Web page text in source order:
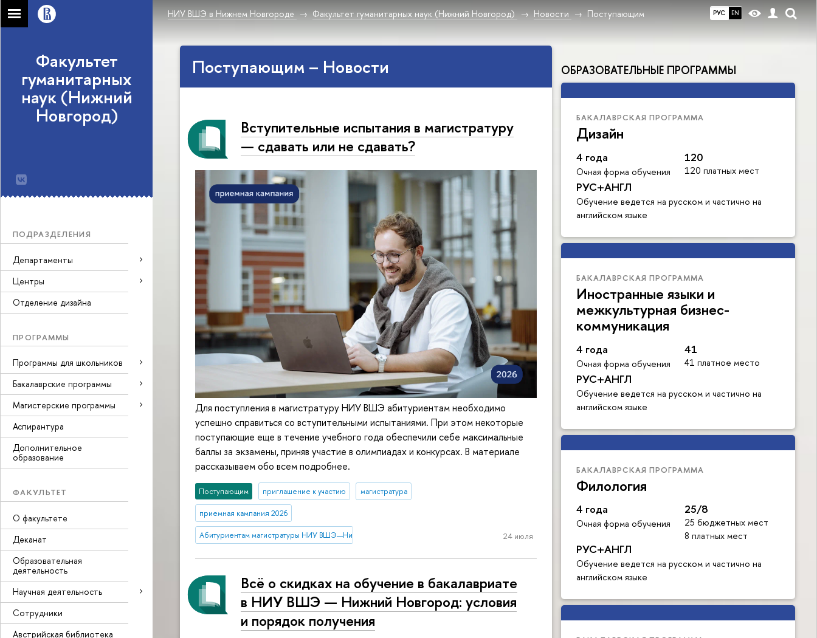
РУС EN
НИУ ВШЭ в Нижнем Новгороде Факультет гуманитарных наук (Нижний Новгород) Новости Поступающим
Факультет
гуманитарных
наук (Нижний
Новгород)
ПОДРАЗДЕЛЕНИЯ
Департаменты
Центры
Отделение дизайна
ПРОГРАММЫ
Программы для школьников
Бакалаврские программы
Магистерские программы
Аспирантура
Дополнительное
образование
ФАКУЛЬТЕТ
О факультете
Деканат
Образовательная
деятельность
Научная деятельность
Сотрудники
Австрийская библиотека
ОБРАЗОВАТЕЛЬНЫЕ ПРОГРАММЫ
БАКАЛАВРСКАЯ ПРОГРАММА
Дизайн
4 года
Очная форма обучения
120
120 платных мест
РУС+АНГЛ
Обучение ведется на русском и частично на
английском языке
БАКАЛАВРСКАЯ ПРОГРАММА
Иностранные языки и
межкультурная бизнес-
коммуникация
4 года
Очная форма обучения
41
41 платное место
РУС+АНГЛ
Обучение ведется на русском и частично на
английском языке
БАКАЛАВРСКАЯ ПРОГРАММА
Филология
4 года
Очная форма обучения
25/8
25 бюджетных мест
8 платных мест
РУС+АНГЛ
Обучение ведется на русском и частично на
английском языке
Поступающим – Новости
Вступительные испытания в магистратуру
— сдавать или не сдавать?
Для поступления в магистратуру НИУ ВШЭ абитуриентам необходимо
успешно справиться со вступительными испытаниями. При этом некоторые
поступающие еще в течение учебного года обеспечили себе максимальные
баллы за экзамены, приняв участие в олимпиадах и конкурсах. В материале
рассказываем обо всем подробнее.
Поступающим приглашение к участию магистратура
приемная кампания 2026
Абитуриентам магистратуры НИУ ВШЭ—Нижний Новгород 24 июля
Всё о скидках на обучение в бакалавриате
в НИУ ВШЭ — Нижний Новгород: условия
и порядок получения